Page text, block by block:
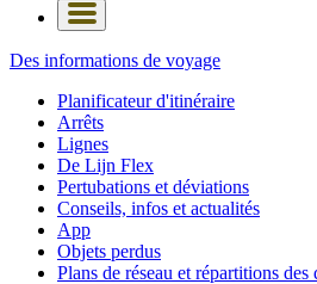
Des informations de voyage
Planificateur d'itinéraire
Arrêts
Lignes
De Lijn Flex
Pertubations et déviations
Conseils, infos et actualités
App
Objets perdus
Plans de réseau et répartitions des